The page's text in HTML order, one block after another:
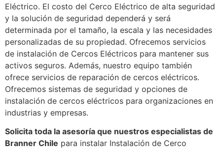
Eléctrico. El costo del Cerco Eléctrico de alta seguridad
y la solución de seguridad dependerá y será
determinada por el tamaño, la escala y las necesidades
personalizadas de su propiedad. Ofrecemos servicios
de instalación de Cercos Eléctricos para mantener sus
activos seguros. Además, nuestro equipo también
ofrece servicios de reparación de cercos eléctricos.
Ofrecemos sistemas de seguridad y opciones de
instalación de cercos eléctricos para organizaciones en
industrias y empresas.
Solicita toda la asesoría que nuestros especialistas de
Branner Chile para instalar Instalación de Cerco